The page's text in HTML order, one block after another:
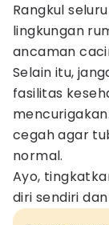
Rangkul
lingkungan
ancaman
Selain itu,
fasilitas
cegah agar
normal.
Ayo,
diri sendiri